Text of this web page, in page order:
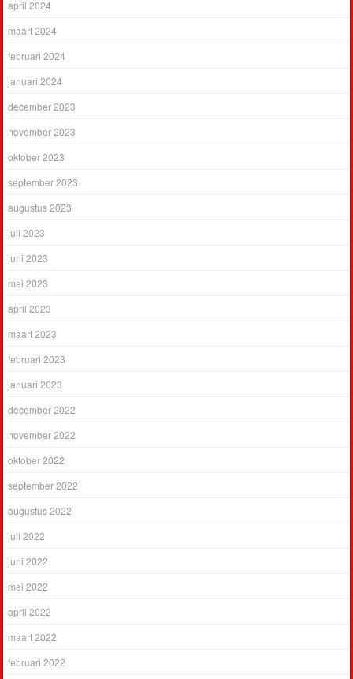
april 2024
maart 2024
februari 2024
januari 2024
december 2023
november 2023
oktober 2023
september 2023
augustus 2023
juli 2023
juni 2023
mei 2023
april 2023
maart 2023
februari 2023
januari 2023
december 2022
november 2022
oktober 2022
september 2022
augustus 2022
juli 2022
juni 2022
mei 2022
april 2022
maart 2022
februari 2022